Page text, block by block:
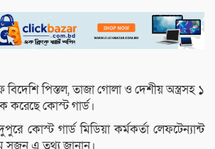
বিদেশি পিস্তল, তাজা গোলা ও দেশীয় অস্ত্রসহ ১
করেছে কোস্ট গার্ড।
কোস্ট গার্ড মিডিয়া কর্মকর্তা লেফটেন্যান্ট